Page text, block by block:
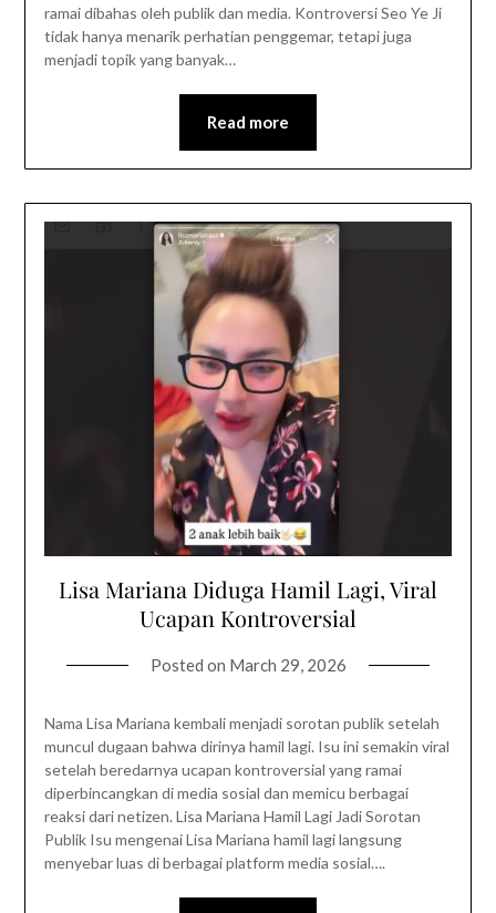
ramai dibahas oleh publik dan media. Kontroversi Seo Ye Ji
tidak hanya menarik perhatian penggemar, tetapi juga
menjadi topik yang banyak…
Read more
Lisa Mariana Diduga Hamil Lagi, Viral
Ucapan Kontroversial
Posted on March 29, 2026
Nama Lisa Mariana kembali menjadi sorotan publik setelah
muncul dugaan bahwa dirinya hamil lagi. Isu ini semakin viral
setelah beredarnya ucapan kontroversial yang ramai
diperbincangkan di media sosial dan memicu berbagai
reaksi dari netizen. Lisa Mariana Hamil Lagi Jadi Sorotan
Publik Isu mengenai Lisa Mariana hamil lagi langsung
menyebar luas di berbagai platform media sosial….